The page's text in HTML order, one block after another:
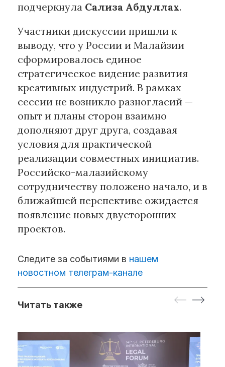
подчеркнула Сализа Абдуллах.
Участники дискуссии пришли к
выводу, что у России и Малайзии
сформировалось единое
стратегическое видение развития
креативных индустрий. В рамках
сессии не возникло разногласий —
опыт и планы сторон взаимно
дополняют друг друга, создавая
условия для практической
реализации совместных инициатив.
Российско-малазийскому
сотрудничеству положено начало, и в
ближайшей перспективе ожидается
появление новых двусторонних
проектов.
Следите за событиями в нашем
новостном телеграм-канале
Читать также